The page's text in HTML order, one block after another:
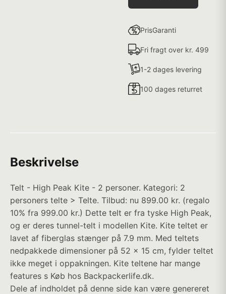
PrisGaranti
Fri fragt over kr. 499
1-2 dages levering
100 dages returret
Beskrivelse
Telt - High Peak Kite - 2 personer. Kategori: 2
personers telte > Telte. Tilbud: nu 899.00 kr. (regalo
10% fra 999.00 kr.) Dette telt er fra tyske High Peak,
og er deres tunnel-telt i modellen Kite. Kite teltet er
lavet af fiberglas stænger på 7.9 mm. Med teltets
nedpakkede dimensioner på 52 x 15 cm, fylder teltet
ikke meget i oppakningen. Kite teltene har mange
features s Køb hos Backpackerlife.dk.
Dele af indholdet på denne side kan være genereret